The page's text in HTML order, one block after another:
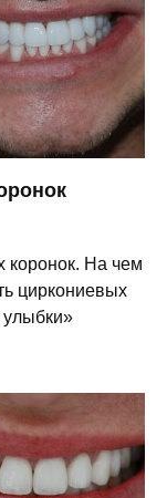
коронок. На чем
циркониевых
улыбки»